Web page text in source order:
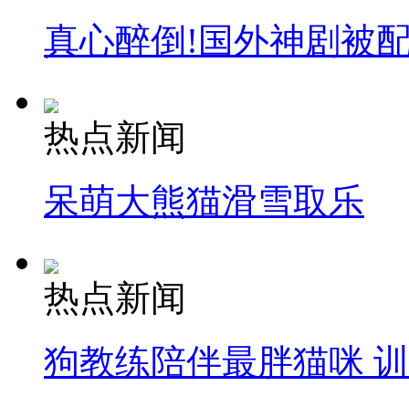
真心醉倒!国外神剧被
热点新闻
呆萌大熊猫滑雪取乐
热点新闻
狗教练陪伴最胖猫咪